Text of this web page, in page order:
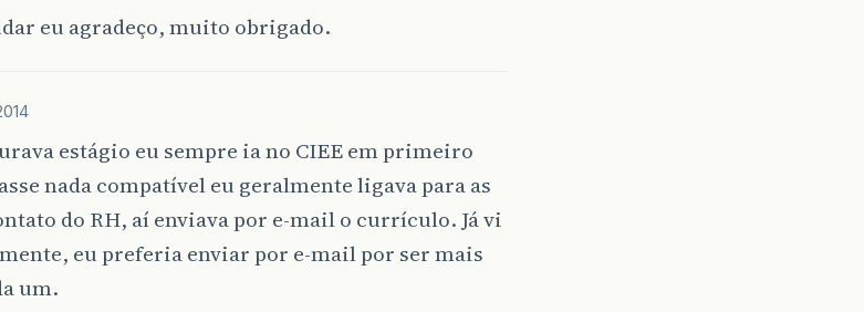
eu agradeço, muito obrigado.
estágio eu sempre ia no CIEE em primeiro
nada compatível eu geralmente ligava para as
do RH, aí enviava por e-mail o currículo. Já vi
eu preferia enviar por e-mail por ser mais
um.